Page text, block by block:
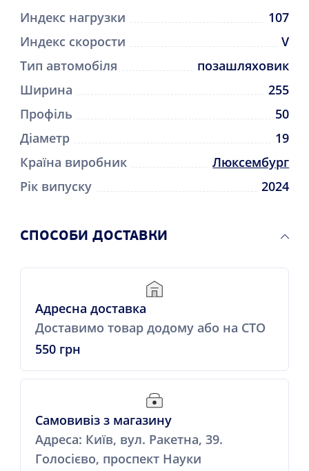
Индекс нагрузки
107
Индекс скорости
V
Тип автомобіля
позашляховик
Ширина
255
Профіль
50
Діаметр
19
Країна виробник
Люксембург
Рік випуску
2024
СПОСОБИ ДОСТАВКИ
Адресна доставка
Доставимо товар додому або на СТО
550 грн
Самовивіз з магазину
Адреса: Київ, вул. Ракетна, 39.
Голосієво, проспект Науки